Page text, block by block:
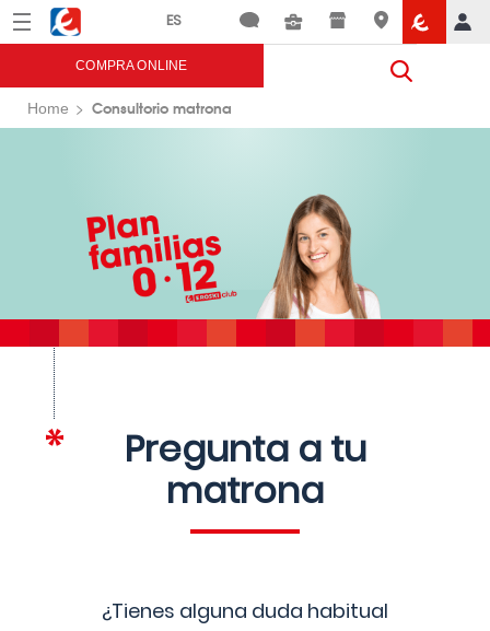
Menú Eroski
COMPRA ONLINE
Home Consultorio matrona
Pregunta a tu
matrona
¿Tienes alguna duda habitual